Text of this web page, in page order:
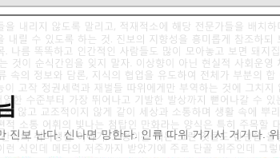
보 난다. 신나면 망한다. 인류 따위 거기서 거기다.